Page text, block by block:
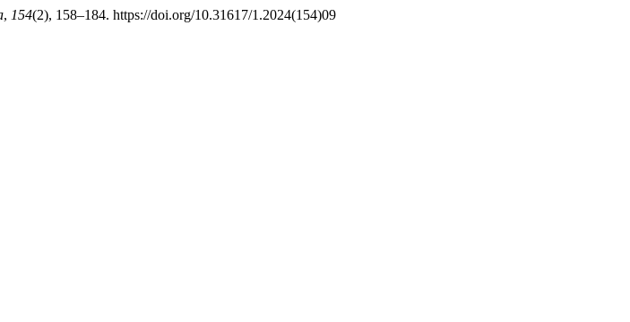
, 154(2), 158–184. https://doi.org/10.31617/1.2024(154)09